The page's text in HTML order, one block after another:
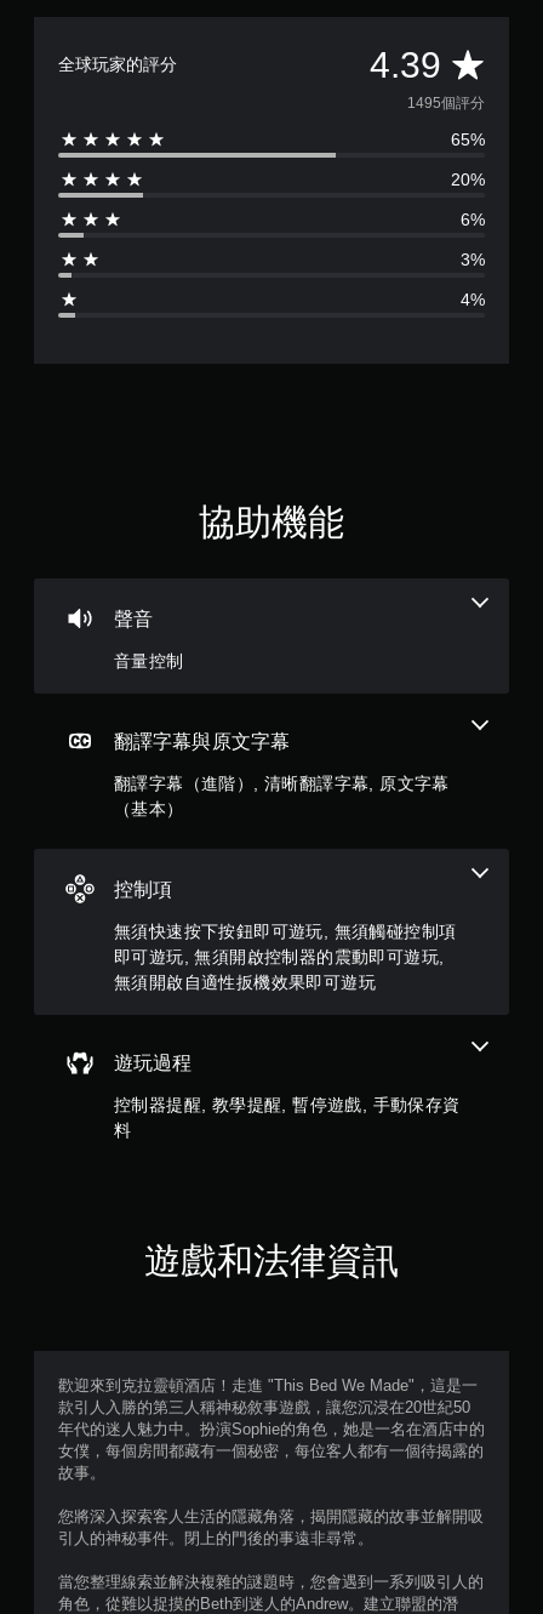
全球玩家的評分 4.39 平
均
評
分
3
滿
5
顆
星
，
共
1
4
5
1495個評分
65%
20%
6%
3%
4%
協助機能
聲音
音量控制
翻譯字幕與原文字幕
翻譯字幕（進階）, 清晰翻譯字幕, 原文字幕
（基本）
控制項
無須快速按下按鈕即可遊玩, 無須觸碰控制項
即可遊玩, 無須開啟控制器的震動即可遊玩,
無須開啟自適性扳機效果即可遊玩
應
阻
情
下
遊玩過程
控制器提醒, 教學提醒, 暫停遊戲, 手動保存資
料
遊戲和法律資訊
歡迎來到克拉靈頓酒店！走進 "This Bed We Made"，這是一
款引人入勝的第三人稱神秘敘事遊戲，讓您沉浸在20世紀50
年代的迷人魅力中。扮演Sophie的角色，她是一名在酒店中的
女僕，每個房間都藏有一個秘密，每位客人都有一個待揭露的
故事。
您將深入探索客人生活的隱藏角落，揭開隱藏的故事並解開吸
引人的神秘事件。閉上的門後的事遠非尋常。
當您整理線索並解決複雜的謎題時，您會遇到一系列吸引人的
角色，從難以捉摸的Beth到迷人的Andrew。建立聯盟的潛